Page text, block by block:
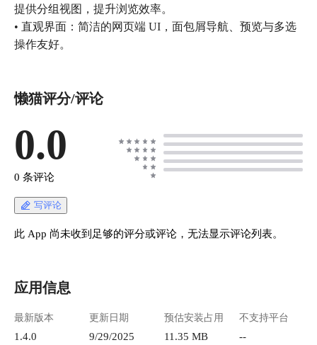
提供分组视图，提升浏览效率。
• 直观界面：简洁的网页端 UI，面包屑导航、预览与多选
操作友好。
懒猫评分/评论
0.0
0 条评论
写评论
此 App 尚未收到足够的评分或评论，无法显示评论列表。
应用信息
最新版本
1.4.0
更新日期
9/29/2025
预估安装占用
11.35 MB
不支持平台
--